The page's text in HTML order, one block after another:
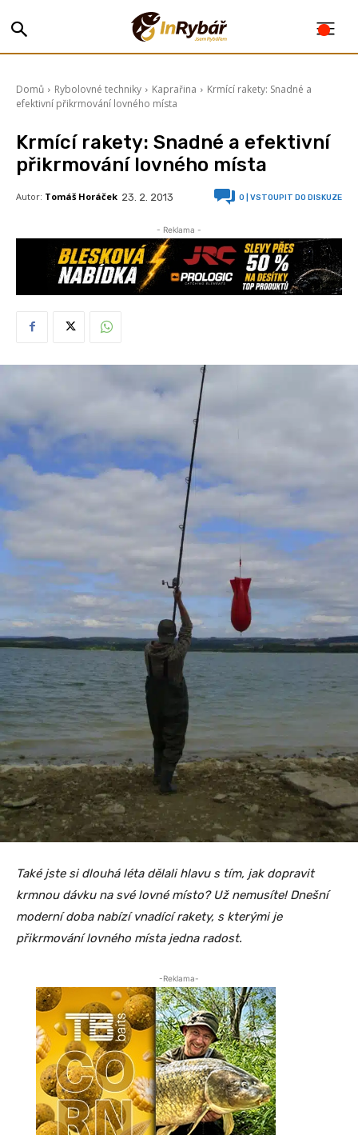
Domů Rybolovné techniky Kaprařina
Krmící rakety: Snadné a
efektivní přikrmování lovného místa
Krmící rakety: Snadné a efektivní
přikrmování lovného místa
Autor: Tomáš Horáček 23. 2. 2013 0 | VSTOUPIT DO DISKUZE
- Reklama -
Také jste si dlouhá léta dělali hlavu s tím, jak dopravit
krmnou dávku na své lovné místo? Už nemusíte! Dnešní
moderní doba nabízí vnadící rakety, s kterými je
přikrmování lovného místa jedna radost.
-Reklama-